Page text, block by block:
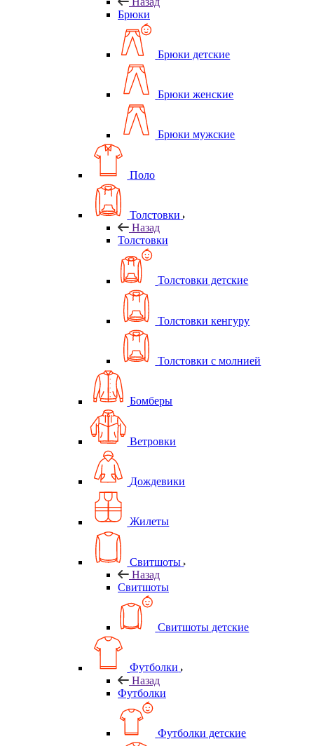
Брюки
Брюки детские
Брюки женские
Брюки мужские
Поло
Толстовки
Назад
Толстовки
Толстовки детские
Толстовки кенгуру
Толстовки с молнией
Бомберы
Ветровки
Дождевики
Жилеты
Свитшоты
Назад
Свитшоты
Свитшоты детские
Футболки
Назад
Футболки
Футболки детские